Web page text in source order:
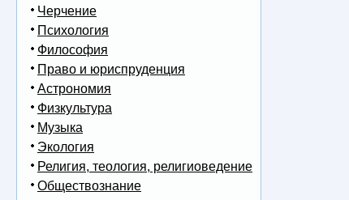
Черчение
Психология
Философия
Право и юриспруденция
Астрономия
Физкультура
Музыка
Экология
Религия, теология, религиоведение
Обществознание